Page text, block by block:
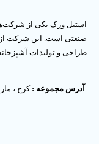
استیل ورک یکی از
صنعتی است. این شرکت از
طراحی و تولیدات
آدرس مجموعه : کرج ،